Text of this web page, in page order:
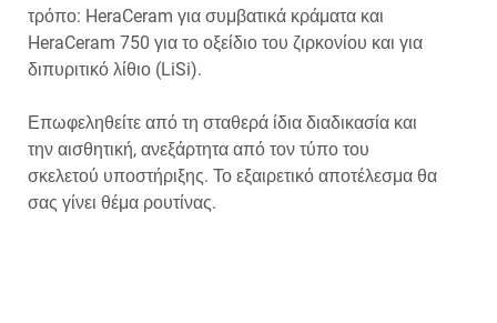
τρόπο: HeraCeram για συμβατικά κράματα και
HeraCeram 750 για το οξείδιο του ζιρκονίου και για
διπυριτικό λίθιο (LiSi).
Επωφεληθείτε από τη σταθερά ίδια διαδικασία και
την αισθητική, ανεξάρτητα από τον τύπο του
σκελετού υποστήριξης. Το εξαιρετικό αποτέλεσμα θα
σας γίνει θέμα ρουτίνας.